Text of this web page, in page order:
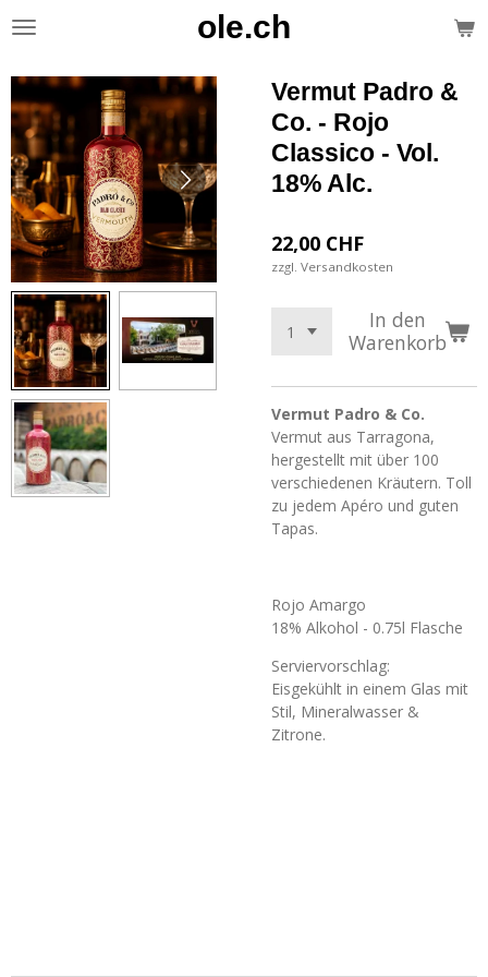
Zum
ole.ch
Vermut Padro &
Co. - Rojo
Classico - Vol.
18% Alc.
22,00 CHF
zzgl. Versandkosten
In den
Warenkorb
Vermut Padro & Co.
Vermut aus Tarragona,
hergestellt mit über 100
verschiedenen Kräutern. Toll
zu jedem Apéro und guten
Tapas.
Rojo Amargo
18% Alkohol - 0.75l Flasche
Serviervorschlag:
Eisgekühlt in einem Glas mit
Stil, Mineralwasser &
Zitrone.